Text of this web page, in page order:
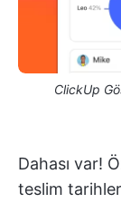
ClickUp
Dahası var!
teslim